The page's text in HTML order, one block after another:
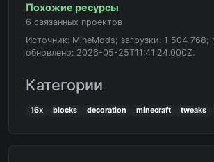
Похожие ресурсы
6 связанных проектов
Источник: MineMods; загрузки: 1 504 768;
обновлено: 2026-05-25T11:41:24.000Z.
Категории
16x blocks decoration minecraft tweaks